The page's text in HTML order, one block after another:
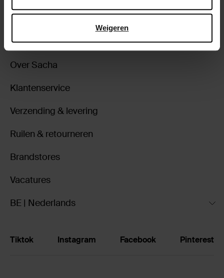
Weigeren
ga terug
Over Sacha
Klantenservice
Verzending & levering
Ruilen & retourneren
Brandstores
Vacatures
BE | Nederlands
Tiktok Instagram Facebook Pinterest